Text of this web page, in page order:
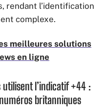
rendant l’identification
complexe.
meilleures solutions
en ligne
utilisent l’indicatif +44 :
britanniques